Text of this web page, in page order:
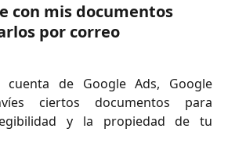
con mis documentos
por correo
de Google Ads, Google
ciertos documentos para
y la propiedad de tu